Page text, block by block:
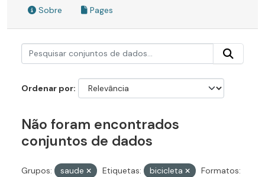
Sobre Pages
Ordenar por
Não foram encontrados
conjuntos de dados
Grupos: saude Etiquetas: bicicleta
Formatos: